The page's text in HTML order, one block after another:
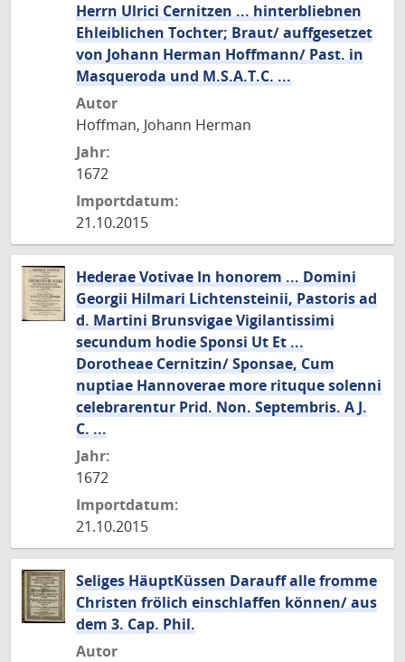
Herrn Ulrici Cernitzen ... hinterbliebnen
Ehleiblichen Tochter; Braut/ auffgesetzet
von Johann Herman Hoffmann/ Past. in
Masqueroda und M.S.A.T.C. ...
Autor
Hoffman, Johann Herman
Jahr:
1672
Importdatum:
21.10.2015
Hederae Votivae In honorem ... Domini
Georgii Hilmari Lichtensteinii, Pastoris ad
d. Martini Brunsvigae Vigilantissimi
secundum hodie Sponsi Ut Et ...
Dorotheae Cernitzin/ Sponsae, Cum
nuptiae Hannoverae more rituque solenni
celebrarentur Prid. Non. Septembris. A J.
C. ...
Jahr:
1672
Importdatum:
21.10.2015
Seliges HäuptKüssen Darauff alle fromme
Christen frölich einschlaffen können/ aus
dem 3. Cap. Phil.
Autor